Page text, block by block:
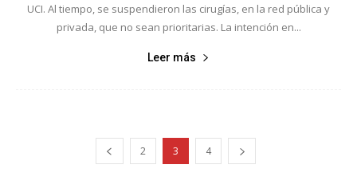
UCI. Al tiempo, se suspendieron las cirugías, en la red pública y
privada, que no sean prioritarias. La intención en...
Leer más
2 3 4